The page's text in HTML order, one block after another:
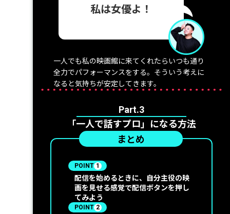
私は女優よ！
一人でも私の映画館に来てくれたらいつも通り
全力でパフォーマンスをする。そういう考えに
なると気持ちが安定してきます。
Part.3
「一人で話すプロ」になる方法
まとめ
POINT 1
配信を始めるときに、自分主役の映
画を見せる感覚で配信ボタンを押し
てみよう
POINT 2